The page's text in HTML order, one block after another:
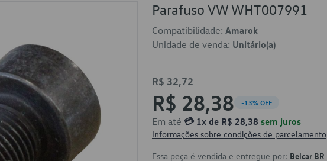
Parafuso VW WHT007991
Compatibilidade: Amarok
Unidade de venda: Unitário(a)
R$ 32,72
R$ 28,38 -13% OFF
Em até 💳 1x de R$ 28,38 sem juros
Informações sobre condições de parcelamento
Essa peça é vendida e entregue por: Belcar BR